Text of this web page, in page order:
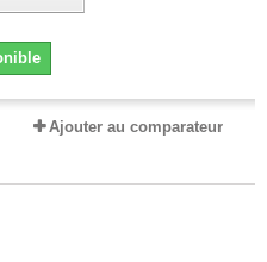
Ajouter au comparateur